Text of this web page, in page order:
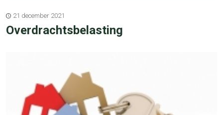
21 december 2021
Overdrachtsbelasting